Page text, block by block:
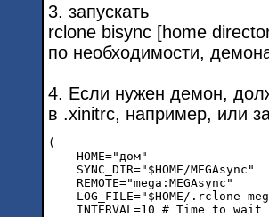
3. запускать
rclone bisync [home
по необходимости,
4. Если нужен демон,
в .xinitrc, например, или
(
    HOME="дом"
    SYNC_DIR="$HOME/MEGAsync"
    REMOTE="mega:MEGAsync"
LOG_FILE="$HOME/.rclone-
INTERVAL=10 # Time to wait